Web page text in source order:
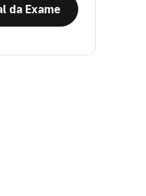
da Exame